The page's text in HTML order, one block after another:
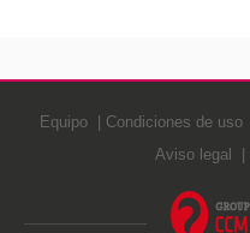
Equipo Condiciones de uso
Aviso legal